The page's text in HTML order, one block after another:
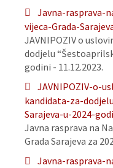
Javna-rasprava-
vijeca-Grada-
JAVNIPOZIV o
dodjelu
godini - 11.12.2023.
JAVNIPOZIV-o-
kandidata-za-
Sarajeva-u-2024-
Javna rasprava na
Grada Sarajeva za
Javna-rasprava-